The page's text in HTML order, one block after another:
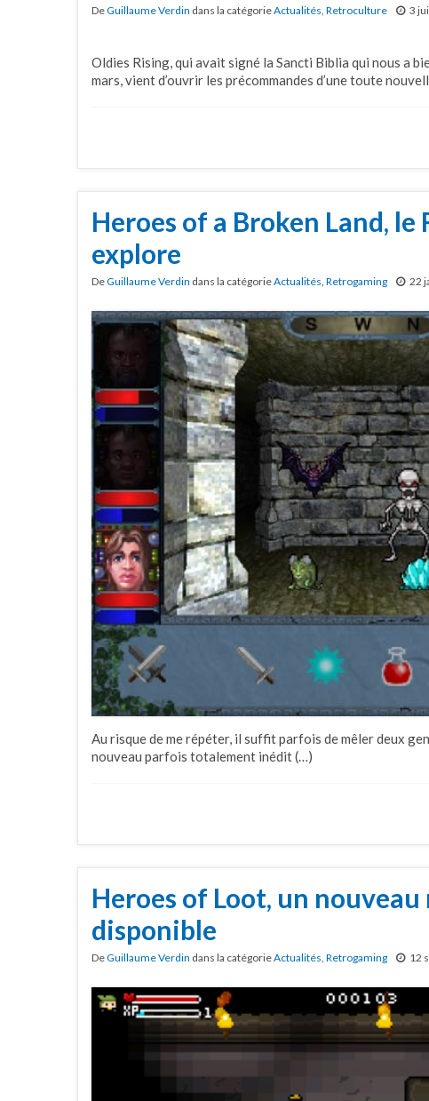
DeGuillaume Verdin dans la catégorieActualités, Retroculture 3
Oldies Rising, qui avait signé la Sancti Biblia qui nous a
mars, vient d’ouvrir les précommandes d’une toute
Heroes of a Broken Land,
explore
DeGuillaume Verdin dans la catégorieActualités Retrogaming 22
Au risque de me répéter, il suffit parfois de mêler deux
nouveau parfois totalement inédit (…)
Heroes of Loot, un
disponible
DeGuillaume Verdin dans la catégorieActualités Retrogaming 12